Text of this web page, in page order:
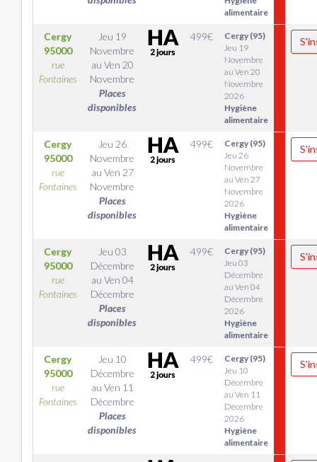
alimentaire
Cergy
95000
rue
Fontaines
Jeu 19
Novembre
au Ven 20
Novembre
Places
disponibles
499€
Cergy (95)
Jeu 19
Novembre
au Ven 20
Novembre
2026
Hygiène
alimentaire
Cergy
95000
rue
Fontaines
Jeu 26
Novembre
au Ven 27
Novembre
Places
disponibles
499€
Cergy (95)
Jeu 26
Novembre
au Ven 27
Novembre
2026
Hygiène
alimentaire
Cergy
95000
rue
Fontaines
Jeu 03
Décembre
au Ven 04
Décembre
Places
disponibles
499€
Cergy (95)
Jeu 03
Décembre
au Ven 04
Décembre
2026
Hygiène
alimentaire
Cergy
95000
rue
Fontaines
Jeu 10
Décembre
au Ven 11
Décembre
Places
disponibles
499€
Cergy (95)
Jeu 10
Décembre
au Ven 11
Décembre
2026
Hygiène
alimentaire